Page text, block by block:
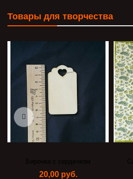
Товары для творчества
Салфетка для декупажа
Ботаника орнамент